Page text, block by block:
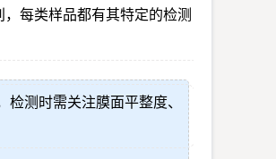
每类样品都有其特定的检测
测时需关注膜面平整度、